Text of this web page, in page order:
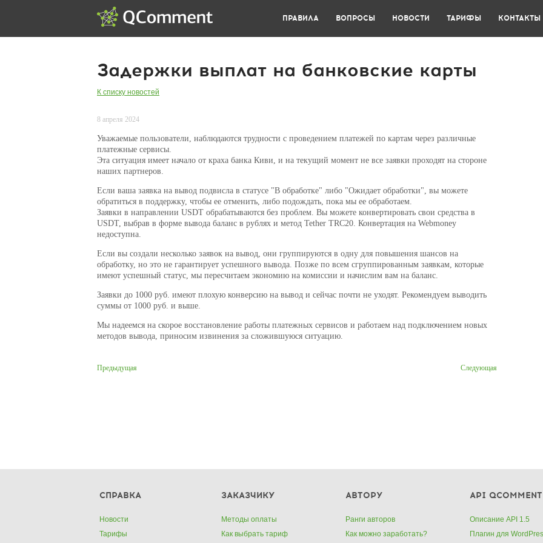
ПРАВИЛА ВОПРОСЫ НОВОСТИ ТАРИФЫ КОНТАКТЫ
Задержки выплат на банковские карты
К списку новостей
8 апреля 2024
Уважаемые пользователи, наблюдаются трудности с проведением платежей по картам через различные
платежные сервисы.
Эта ситуация имеет начало от краха банка Киви, и на текущий момент не все заявки проходят на стороне
наших партнеров.
Если ваша заявка на вывод подвисла в статусе "В обработке" либо "Ожидает обработки", вы можете
обратиться в поддержку, чтобы ее отменить, либо подождать, пока мы ее обработаем.
Заявки в направлении USDT обрабатываются без проблем. Вы можете конвертировать свои средства в
USDT, выбрав в форме вывода баланс в рублях и метод Tether TRC20. Конвертация на Webmoney
недоступна.
Если вы создали несколько заявок на вывод, они группируются в одну для повышения шансов на
обработку, но это не гарантирует успешного вывода. Позже по всем сгруппированным заявкам, которые
имеют успешный статус, мы пересчитаем экономию на комиссии и начислим вам на баланс.
Заявки до 1000 руб. имеют плохую конверсию на вывод и сейчас почти не уходят. Рекомендуем выводить
суммы от 1000 руб. и выше.
Мы надеемся на скорое восстановление работы платежных сервисов и работаем над подключением новых
методов вывода, приносим извинения за сложившуюся ситуацию.
Предыдущая Следующая
СПРАВКА
Новости
Тарифы
ЗАКАЗЧИКУ
Методы оплаты
Как выбрать тариф
АВТОРУ
Ранги авторов
Как можно заработать?
API QCOMMENT
Описание API 1.5
Плагин для